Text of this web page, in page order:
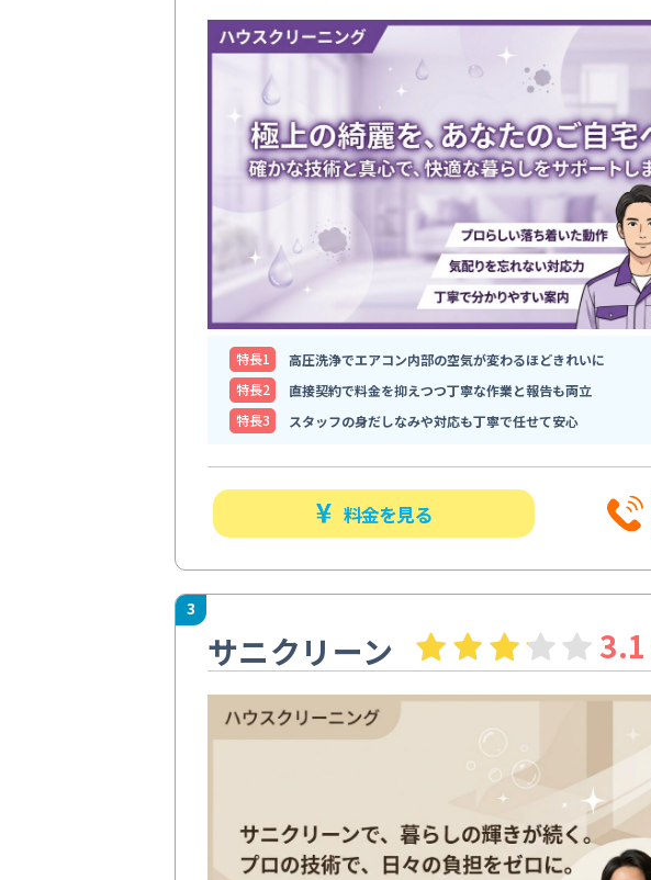
特⻑1
高圧洗浄でエアコン内部の空気が変わるほどきれいに
特⻑2
直接契約で料金を抑えつつ丁寧な作業と報告も両立
特⻑3
スタッフの身だしなみや対応も丁寧で任せて安心
料金を見る
3
サニクリーン 3.1